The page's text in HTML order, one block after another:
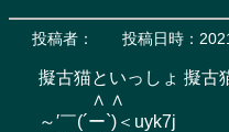
投稿者： 投稿日時：
擬古猫といっしょ 擬古
∧ ∧
～′￣(´ー`)＜uyk7j